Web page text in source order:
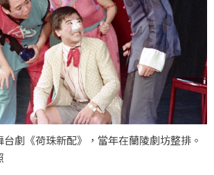
劇《荷珠新配》，當年在蘭陵劇坊整排。